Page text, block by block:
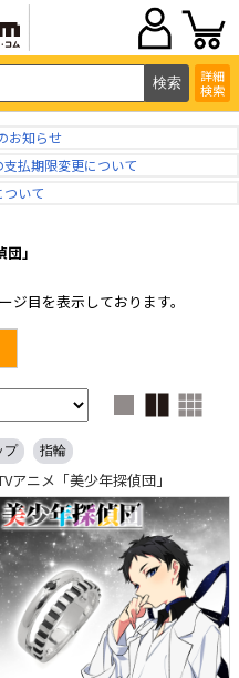
詳細
検索
お知らせ
払期限変更について
ついて
」
ジ目を表示しております。
プ 指輪
アニメ「美少年探偵団」